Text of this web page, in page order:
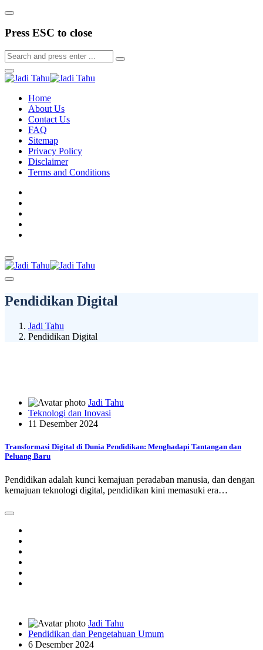
Press ESC to close
Home
About Us
Contact Us
FAQ
Sitemap
Privacy Policy
Disclaimer
Terms and Conditions
Pendidikan Digital
Jadi Tahu
Pendidikan Digital
Jadi Tahu
Teknologi dan Inovasi
11 Desember 2024
Transformasi Digital di Dunia Pendidikan: Menghadapi Tantangan dan
Peluang Baru
Pendidikan adalah kunci kemajuan peradaban manusia, dan dengan
kemajuan teknologi digital, pendidikan kini memasuki era…
Jadi Tahu
Pendidikan dan Pengetahuan Umum
6 Desember 2024